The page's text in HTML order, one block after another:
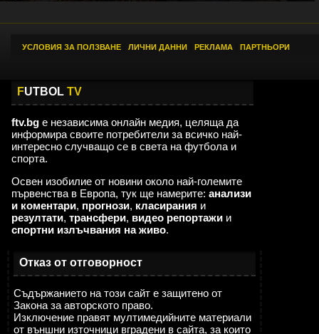
УСЛОВИЯ ЗА ПОЛЗВАНЕ ЛИЧНИ ДАННИ РЕКЛАМА ПАРТНЬОРИ
FUTBOL TV
ftv.bg е независима онлайн медия, целяща да
информира своите потребители за всичко най-
интересно случващо се в света на футбола и
спорта.
Освен изобилие от новини около най-големите
първенства в Европа, тук ще намерите: анализи
и коментари, прогнози, класирания и
резултати, трансфери, видео репортажи и
спортни излъчвания на живо.
Отказ от отговорност
Съдържанието на този сайт е защитено от
Закона за авторското право.
Изключение правят мултимедийните материали
от външни източници вградени в сайта, за които